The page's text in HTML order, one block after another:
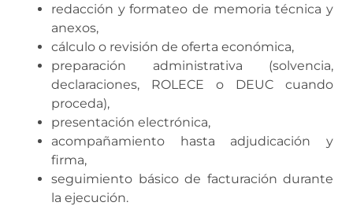
redacción y formateo de memoria técnica y
anexos,
cálculo o revisión de oferta económica,
preparación administrativa (solvencia,
declaraciones, ROLECE o DEUC cuando
proceda),
presentación electrónica,
acompañamiento hasta adjudicación y
firma,
seguimiento básico de facturación durante
la ejecución.